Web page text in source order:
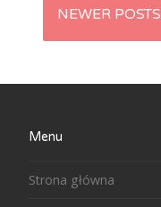
NEWER POSTS
Menu
Strona główna